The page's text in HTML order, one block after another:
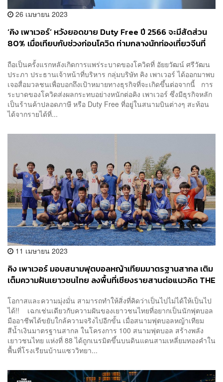
26 เมษายน 2023
‘คิง เพาเวอร์’ หวังยอดขาย Duty Free ปี 2566 จะมีสัดส่วน
80% เมื่อเทียบกับช่วงก่อนโควิด ท่ามกลางนักท่องเที่ยวจีนที่
ถือเป็นครั้งแรกหลังเกิดการแพร่ระบาดของโควิดที่ อัยยวัฒน์ ศรีวัฒน
ประภา ประธานเจ้าหน้าที่บริหาร กลุ่มบริษัท คิง เพาเวอร์ ได้ออกมาพบ
เจอสื่อมวลชนเพื่อบอกถึงเป้าหมายทางธุรกิจที่จะเกิดขึ้นต่อจากนี้ การ
ระบาดของโควิดส่งผลกระทบอย่างหนักต่อคิง เพาเวอร์ ซึ่งมีธุรกิจหลัก
เป็นร้านค้าปลอดภาษี หรือ Duty Free ที่อยู่ในสนามบินต่างๆ สะท้อน
ได้จากรายได้ที่...
11 เมษายน 2023
คิง เพาเวอร์ มอบสนามฟุตบอลหญ้าเทียมมาตรฐานสากล เติม
เต็มความฝันเยาวชนไทย ลงพื้นที่เชียงรายสานต่อแนวคิด THE
โอกาสและความมุ่งมั่น สามารถทำให้สิ่งที่คิดว่าเป็นไปไม่ได้ให้เป็นไป
ได้!! เฉกเช่นเดียวกับความฝันของเยาวชนไทยที่อยากเป็นนักฟุตบอล
มืออาชีพได้ขยับใกล้ความจริงไปอีกขั้น เมื่อสนามฟุตบอลหญ้าเทียม
สีน้ำเงินมาตรฐานสากล ในโครงการ 100 สนามฟุตบอล สร้างพลัง
เยาวชนไทย แห่งที่ 88 ได้ถูกเนรมิตขึ้นบนดินแดนสามเหลี่ยมทองคำใน
พื้นที่โรงเรียนบ้านแซววิทยา...